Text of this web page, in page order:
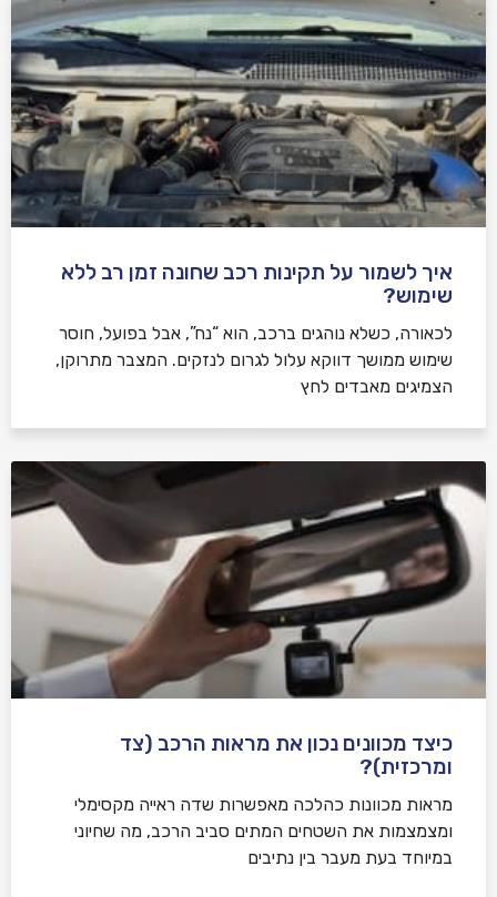
איך לשמור על תקינות רכב שחונה זמן רב ללא
שימוש?
לכאורה, כשלא נוהגים ברכב, הוא “נח”, אבל בפועל, חוסר
שימוש ממושך דווקא עלול לגרום לנזקים. המצבר מתרוקן,
הצמיגים מאבדים לחץ
כיצד מכוונים נכון את מראות הרכב (צד
ומרכזית)?
מראות מכוונות כהלכה מאפשרות שדה ראייה מקסימלי
ומצמצמות את השטחים המתים סביב הרכב, מה שחיוני
במיוחד בעת מעבר בין נתיבים